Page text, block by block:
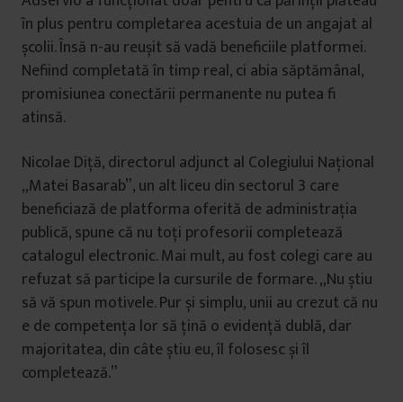
în plus pentru completarea acestuia de un angajat al
școlii. Însă n-au reușit să vadă beneficiile platformei.
Nefiind completată în timp real, ci abia săptămânal,
promisiunea conectării permanente nu putea fi
atinsă.
Nicolae Diță, directorul adjunct al Colegiului Național
„Matei Basarab”, un alt liceu din sectorul 3 care
beneficiază de platforma oferită de administrația
publică, spune că nu toți profesorii completează
catalogul electronic. Mai mult, au fost colegi care au
refuzat să participe la cursurile de formare. „Nu știu
să vă spun motivele. Pur și simplu, unii au crezut că nu
e de competența lor să țină o evidență dublă, dar
majoritatea, din câte știu eu, îl folosesc și îl
completează.”